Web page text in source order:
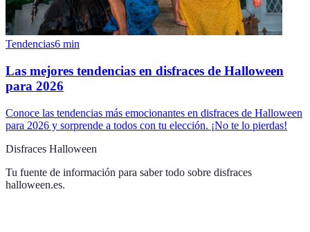
Tendencias6 min
Las mejores tendencias en disfraces de Halloween
para 2026
Conoce las tendencias más emocionantes en disfraces de Halloween
para 2026 y sorprende a todos con tu elección. ¡No te lo pierdas!
Disfraces Halloween
Tu fuente de información para saber todo sobre disfraces
halloween.es.